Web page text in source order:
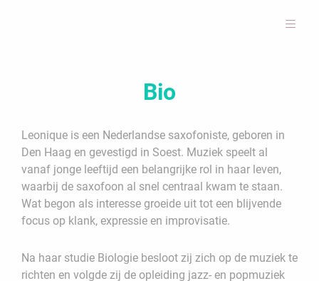
Bio
Leonique is een Nederlandse saxofoniste, geboren in
Den Haag en gevestigd in Soest. Muziek speelt al
vanaf jonge leeftijd een belangrijke rol in haar leven,
waarbij de saxofoon al snel centraal kwam te staan.
Wat begon als interesse groeide uit tot een blijvende
focus op klank, expressie en improvisatie.
Na haar studie Biologie besloot zij zich op de muziek te
richten en volgde zij de opleiding jazz- en popmuziek